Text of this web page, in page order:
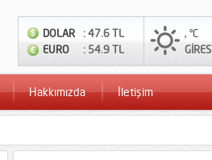
DOLAR
: 47.6 TL
EURO
: 54.9 TL
, °C
Hakkımızda İletişim